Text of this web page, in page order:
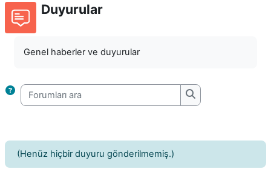
Duyurular
Genel haberler ve duyurular
Forumları ara
Forumları ara
(Henüz hiçbir duyuru gönderilmemiş.)